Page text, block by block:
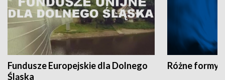
Fundusze Europejskie dla Dolnego
Śląska
Różne formy